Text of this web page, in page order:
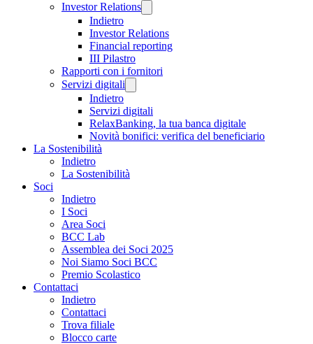
Investor Relations
Indietro
Investor Relations
Financial reporting
III Pilastro
Rapporti con i fornitori
Servizi digitali
Indietro
Servizi digitali
RelaxBanking, la tua banca digitale
Novità bonifici: verifica del beneficiario
La Sostenibilità
Indietro
La Sostenibilità
Soci
Indietro
I Soci
Area Soci
BCC Lab
Assemblea dei Soci 2025
Noi Siamo Soci BCC
Premio Scolastico
Contattaci
Indietro
Contattaci
Trova filiale
Blocco carte